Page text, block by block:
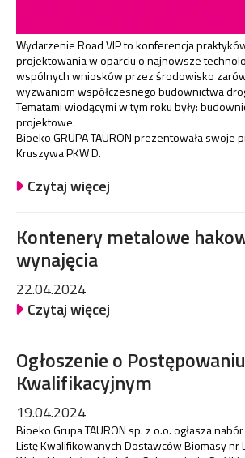
Wydarzenie Road VIP to konferencja
projektowania w oparciu o najnowsze
wspólnych wniosków przez środowisko
wyzwaniom współczesnego budownictwa
Tematami wiodącymi w tym roku były:
projektowe.
Bioeko GRUPA TAURON prezentowała
Kruszywa PKW D.
Czytaj więcej
Kontenery metalowe
wynajęcia
22.04.2024
Czytaj więcej
Ogłoszenie o Postępowaniu
Kwalifikacyjnym
19.04.2024
Bioeko Grupa TAURON sp. z o.o. ogłasza
Listę Kwalifikowanych Dostawców Biomasy nr